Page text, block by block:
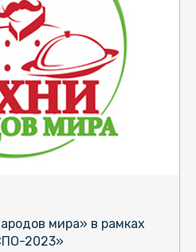
мира» в рамках
2023»